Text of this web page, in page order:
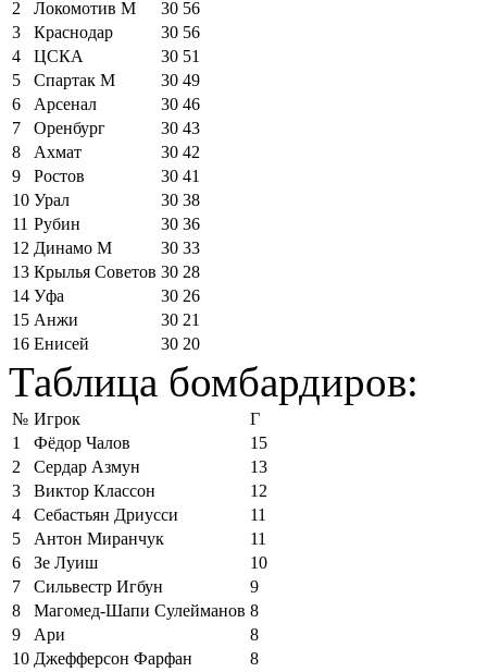
2 Локомотив М 30 56
3
Краснодар 30 56
4
ЦСКА 30 51
5
Спартак М 30 49
6
Арсенал 30 46
7
Оренбург 30 43
8
Ахмат 30 42
9
Ростов 30 41
10 Урал 30 38
11 Рубин 30 36
12 Динамо М 30 33
13 Крылья Советов 30 28
14 Уфа 30 26
15 Анжи 30 21
16 Енисей 30 20
Таблица бомбардиров:
№ Игрок
Г
1
Фёдор Чалов
15
2
Сердар Азмун
13
3
Виктор Классон
12
4
Себастьян Дриусси
11
5
Антон Миранчук
11
6
Зе Луиш
10
7
Сильвестр Игбун
9
8
Магомед-Шапи Сулейманов 8
9
Ари
8
10 Джефферсон Фарфан
8